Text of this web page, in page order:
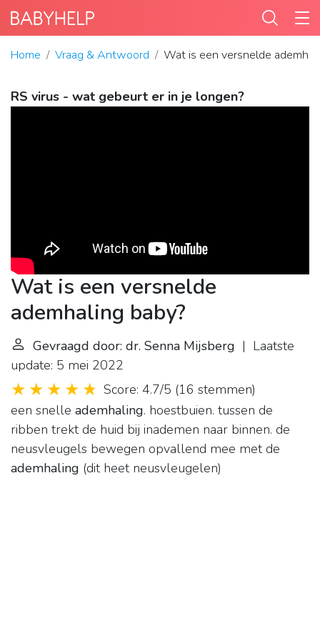
Home Vraag & Antwoord Wat is een versnelde
RS virus - wat gebeurt er in je longen?
Wat is een versnelde
ademhaling baby?
Gevraagd door: dr. Senna Mijsberg | Laatste
update: 5 mei 2022
Score: 4.7/5 (16 stemmen)
een snelle ademhaling. hoestbuien. tussen de
ribben trekt de huid bij inademen naar binnen. de
neusvleugels bewegen opvallend mee met de
ademhaling (dit heet neusvleugelen)